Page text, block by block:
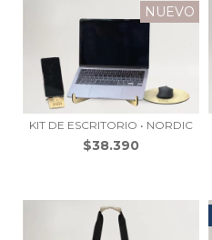
NUEVO
KIT DE ESCRITORIO • NORDIC
$38.390